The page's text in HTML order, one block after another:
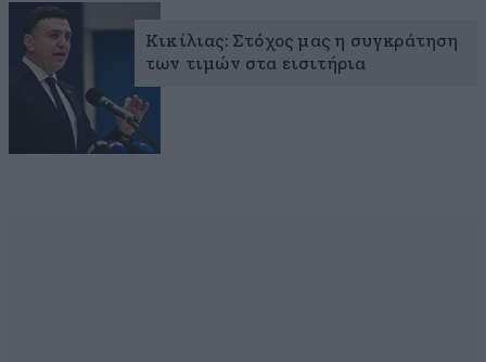
Κικίλιας: Στόχος μας η συγκράτηση
των τιμών στα εισιτήρια